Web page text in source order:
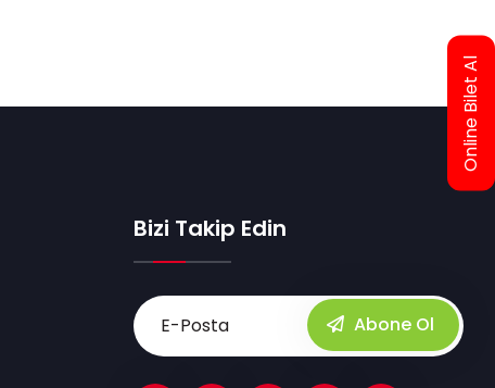
Bizi Takip Edin
Abone Ol
Online Bilet Al